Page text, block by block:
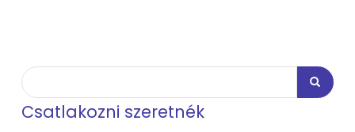
Search
Search
Csatlakozni szeretnék